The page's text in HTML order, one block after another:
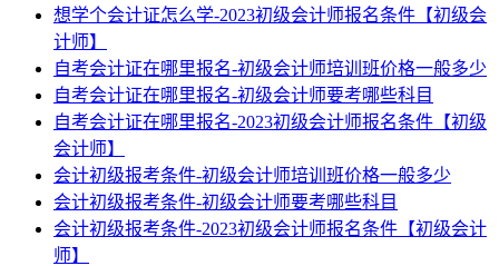
想学个会计证怎么学-2023初级会计师报名条件【初级会
计师】
自考会计证在哪里报名-初级会计师培训班价格一般多少
自考会计证在哪里报名-初级会计师要考哪些科目
自考会计证在哪里报名-2023初级会计师报名条件【初级
会计师】
会计初级报考条件-初级会计师培训班价格一般多少
会计初级报考条件-初级会计师要考哪些科目
会计初级报考条件-2023初级会计师报名条件【初级会计
师】